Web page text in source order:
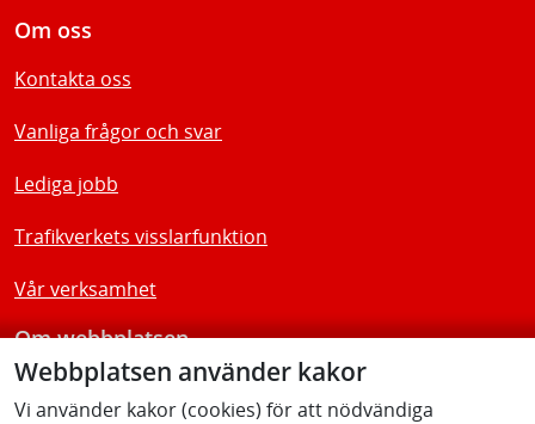
Webbplatsen använder kakor
Vi använder kakor (cookies) för att nödvändiga
Om oss
Kontakta oss
Vanliga frågor och svar
Lediga jobb
Trafikverkets visslarfunktion
Vår verksamhet
Om webbplatsen
Tillgänglighetsredogörelse